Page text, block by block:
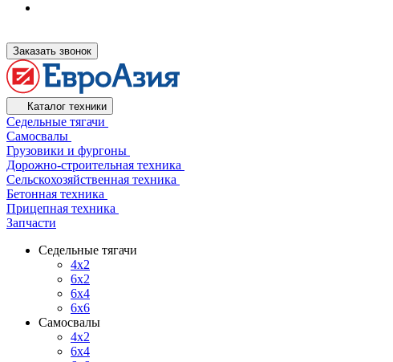
Заказать звонок
Каталог техники
Седельные тягачи
Самосвалы
Грузовики и фургоны
Дорожно-строительная техника
Сельскохозяйственная техника
Бетонная техника
Прицепная техника
Запчасти
Седельные тягачи
4x2
6x2
6x4
6x6
Самосвалы
4x2
6x4